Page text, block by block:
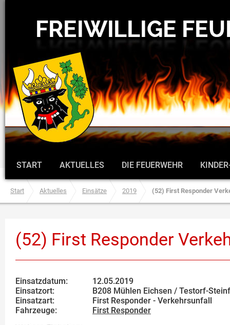
START AKTUELLES DIE FEUERWEHR
Start Aktuelles Einsätze 2019 (52) First Responder
(52) First Responder
Einsatzdatum:
12.05.2019
Einsatzort:
B208 Mühlen Eichsen / Testorf-
Einsatzart:
First Responder - Verkehrsunfall
Fahrzeuge:
First Responder